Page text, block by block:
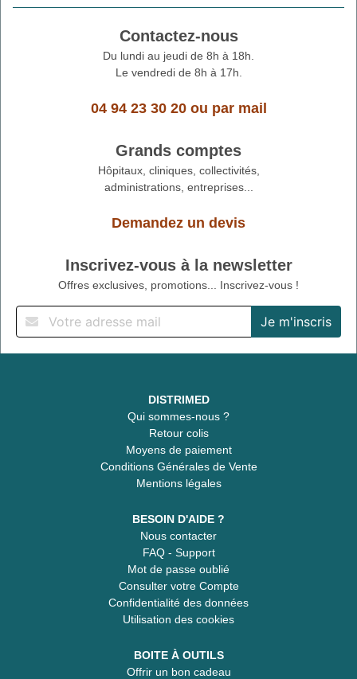
Contactez-nous
Du lundi au jeudi de 8h à 18h.
Le vendredi de 8h à 17h.
04 94 23 30 20ou par mail
Grands comptes
Hôpitaux, cliniques, collectivités,
administrations, entreprises...
Demandez un devis
Inscrivez-vous à la newsletter
Offres exclusives, promotions... Inscrivez-vous !
DISTRIMED
Qui sommes-nous ?
Retour colis
Moyens de paiement
Conditions Générales de Vente
Mentions légales
BESOIN D'AIDE ?
Nous contacter
FAQ - Support
Mot de passe oublié
Consulter votre Compte
Confidentialité des données
Utilisation des cookies
BOITE À OUTILS
Offrir un bon cadeau